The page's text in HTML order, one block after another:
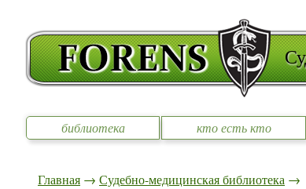
библиотека кто есть кто
Главная → Судебно-медицинская библиотека →